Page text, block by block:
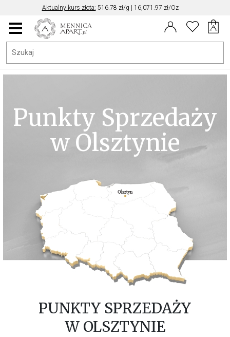
Aktualny kurs złota: 516.78 zł/g | 16,071.97 zł/Oz
Aktualny kurs EUR/PLN: 4.30 Data aktualizacji kursu: 2026-08-10 05:12
Menu
główne
Punkty Sprzedaży
w Olsztynie
PUNKTY SPRZEDAŻY
W OLSZTYNIE